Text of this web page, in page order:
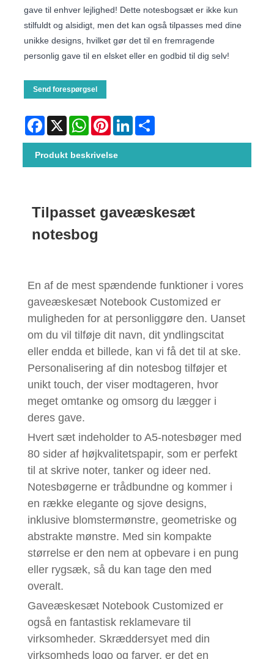
gave til enhver lejlighed! Dette notesbogsæt er ikke kun
stilfuldt og alsidigt, men det kan også tilpasses med dine
unikke designs, hvilket gør det til en fremragende
personlig gave til en elsket eller en godbid til dig selv!
Send forespørgsel
Facebook
X WhatsAppPinterestLinkedIn
Produkt beskrivelse
Tilpasset gaveæskesæt
notesbog
En af de mest spændende funktioner i vores
gaveæskesæt Notebook Customized er
muligheden for at personliggøre den. Uanset
om du vil tilføje dit navn, dit yndlingscitat
eller endda et billede, kan vi få det til at ske.
Personalisering af din notesbog tilføjer et
unikt touch, der viser modtageren, hvor
meget omtanke og omsorg du lægger i
deres gave.
Hvert sæt indeholder to A5-notesbøger med
80 sider af højkvalitetspapir, som er perfekt
til at skrive noter, tanker og ideer ned.
Notesbøgerne er trådbundne og kommer i
en række elegante og sjove designs,
inklusive blomstermønstre, geometriske og
abstrakte mønstre. Med sin kompakte
størrelse er den nem at opbevare i en pung
eller rygsæk, så du kan tage den med
overalt.
Gaveæskesæt Notebook Customized er
også en fantastisk reklamevare til
virksomheder. Skræddersyet med din
virksomheds logo og farver, er det en